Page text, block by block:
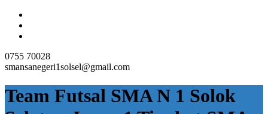
0755 70028
smansanegeri1solsel@gmail.com
Team Futsal SMA N 1 Solok